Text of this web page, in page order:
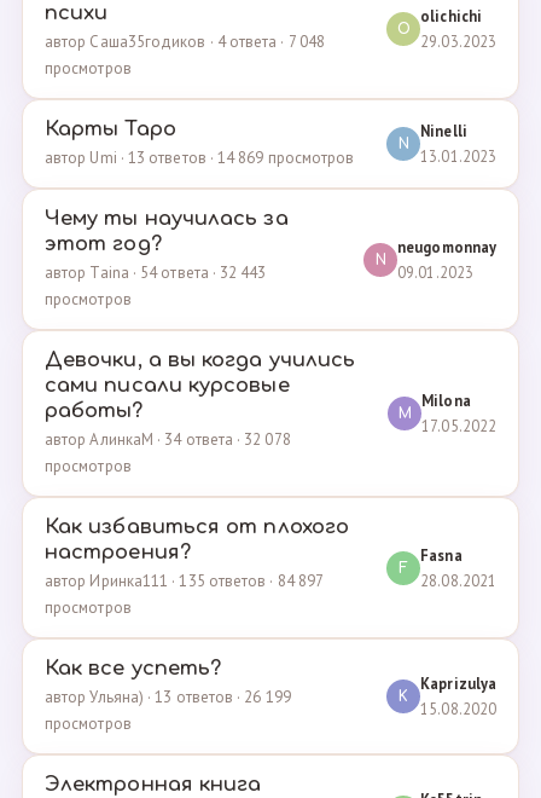
психи
автор Саша35годиков · 4 ответа · 7 048
просмотров
O
olichichi
29.03.2023
Карты Таро
автор Umi · 13 ответов · 14 869 просмотров
N
Ninelli
13.01.2023
Чему ты научилась за
этот год?
автор Taina · 54 ответа · 32 443
просмотров
N
neugomonnay
09.01.2023
Девочки, а вы когда учились
сами писали курсовые
работы?
автор АлинкаМ · 34 ответа · 32 078
просмотров
M
Milona
17.05.2022
Как избавиться от плохого
настроения?
автор Иринка111 · 135 ответов · 84 897
просмотров
F
Fasna
28.08.2021
Как все успеть?
автор Ульяна) · 13 ответов · 26 199
просмотров
K
Kaprizulya
15.08.2020
Электронная книга